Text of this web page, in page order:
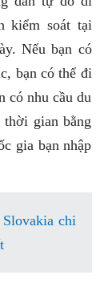
kiểm soát tại
Nếu bạn có
bạn có thể đi
có nhu cầu du
gian bằng
gia bạn nhập
chi